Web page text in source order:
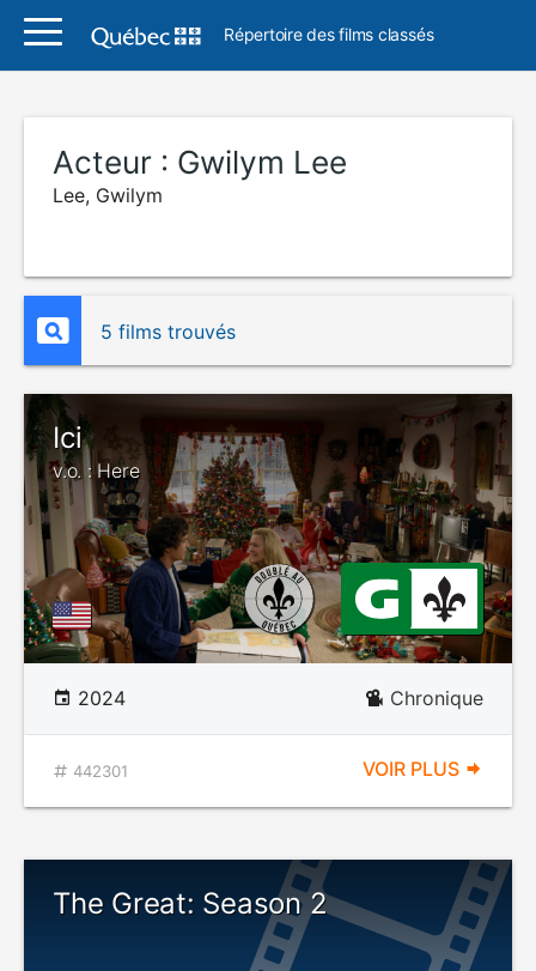
Répertoire des films classés
Acteur : Gwilym Lee
Lee, Gwilym
5 films trouvés
Ici
v.o. : Here
2024 Chronique
442301 VOIR PLUS
The Great: Season 2